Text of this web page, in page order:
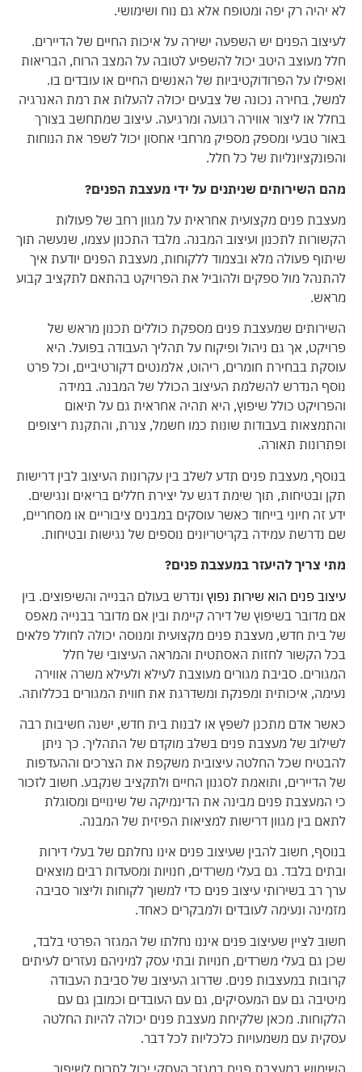
לא יהיה רק יפה ומטופח אלא גם נוח ושימושי.
לעיצוב הפנים יש השפעה ישירה על איכות החיים של הדיירים.
חלל מעוצב היטב יכול להשפיע לטובה על המצב הרוח, הבריאות
ואפילו על הפרודוקטיביות של האנשים החיים או עובדים בו.
למשל, בחירה נכונה של צבעים יכולה להעלות את רמת האנרגיה
בחלל או ליצור אווירה רגועה ומרגיעה. עיצוב שמתחשב בצורך
באור טבעי ומספק מספיק מרחבי אחסון יכול לשפר את הנוחות
והפונקציונליות של כל חלל.
מהם השירותים שניתנים על ידי מעצבת הפנים?
מעצבת פנים מקצועית אחראית על מגוון רחב של פעולות
הקשורות לתכנון ועיצוב המבנה. מלבד התכנון עצמו, שנעשה תוך
שיתוף פעולה מלא ובצמוד ללקוחות, מעצבת הפנים יודעת איך
להתנהל מול ספקים ולהוביל את הפרויקט בהתאם לתקציב קבוע
מראש.
השירותים שמעצבת פנים מספקת כוללים תכנון מראש של
פרויקט, אך גם ניהול ופיקוח על תהליך העבודה בפועל. היא
עוסקת בבחירת חומרים, ריהוט, אלמנטים דקורטיביים, וכל פרט
נוסף הנדרש להשלמת העיצוב הכולל של המבנה. במידה
והפרויקט כולל שיפוץ, היא תהיה אחראית גם על תיאום
והתמצאות בעבודות שונות כמו חשמל, צנרת, והתקנת ריצופים
ופתרונות תאורה.
בנוסף, מעצבת פנים תדע לשלב בין עקרונות העיצוב לבין דרישות
תקן ובטיחות, תוך שימת דגש על יצירת חללים בריאים ונגישים.
ידע זה חיוני בייחוד כאשר עוסקים במבנים ציבוריים או מסחריים,
שם נדרשת עמידה בקריטריונים נוספים של נגישות ובטיחות.
מתי צריך להיעזר במעצבת פנים?
עיצוב פנים הוא שירות נפוץ ונדרש בעולם הבנייה והשיפוצים. בין
אם מדובר בשיפוץ של דירה קיימת ובין אם מדובר בבנייה מאפס
של בית חדש, מעצבת פנים מקצועית ומנוסה יכולה לחולל פלאים
בכל הקשור לחזות האסתטית והמראה העיצובי של חלל
המגורים. סביבת מגורים מעוצבת לעילא ולעילא משרה אווירה
נעימה, איכותית ומפנקת ומשדרגת את חווית המגורים בכללותה.
כאשר אדם מתכנן לשפץ או לבנות בית חדש, ישנה חשיבות רבה
לשילוב של מעצבת פנים בשלב מוקדם של התהליך. כך ניתן
להבטיח שכל החלטה עיצובית משקפת את הצרכים וההעדפות
של הדיירים, ותואמת לסגנון החיים ולתקציב שנקבע. חשוב לזכור
כי המעצבת פנים מבינה את הדינמיקה של שינויים ומסוגלת
לתאם בין מגוון דרישות למציאות הפיזית של המבנה.
בנוסף, חשוב להבין שעיצוב פנים אינו נחלתם של בעלי דירות
ובתים בלבד. גם בעלי משרדים, חנויות ומסעדות רבים מוצאים
ערך רב בשירותי עיצוב פנים כדי למשוך לקוחות וליצור סביבה
מזמינה ונעימה לעובדים ולמבקרים כאחד.
חשוב לציין שעיצוב פנים איננו נחלתו של המגזר הפרטי בלבד,
שכן גם בעלי משרדים, חנויות ובתי עסק למיניהם נעזרים לעיתים
קרובות במעצבות פנים. שדרוג העיצוב של סביבת העבודה
מיטיבה גם עם המעסיקים, גם עם העובדים וכמובן גם עם
הלקוחות. מכאן שלקיחת מעצבת פנים יכולה להיות החלטה
עסקית עם משמעויות כלכליות לכל דבר.